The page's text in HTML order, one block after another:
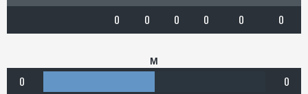
0 0 0 0 0 0
M
0 0